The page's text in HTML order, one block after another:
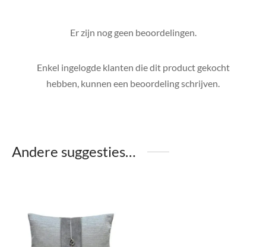
Er zijn nog geen beoordelingen.
Enkel ingelogde klanten die dit product gekocht
hebben, kunnen een beoordeling schrijven.
Andere suggesties…